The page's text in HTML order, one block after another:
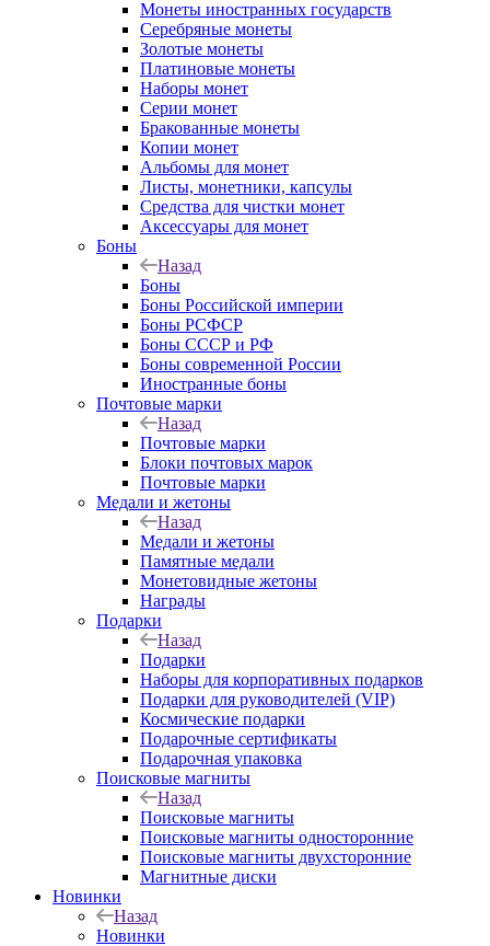
Монеты иностранных государств
Серебряные монеты
Золотые монеты
Платиновые монеты
Наборы монет
Серии монет
Бракованные монеты
Копии монет
Альбомы для монет
Листы, монетники, капсулы
Средства для чистки монет
Аксессуары для монет
Боны
Назад
Боны
Боны Российской империи
Боны РСФСР
Боны СССР и РФ
Боны современной России
Иностранные боны
Почтовые марки
Назад
Почтовые марки
Блоки почтовых марок
Почтовые марки
Медали и жетоны
Назад
Медали и жетоны
Памятные медали
Монетовидные жетоны
Награды
Подарки
Назад
Подарки
Наборы для корпоративных подарков
Подарки для руководителей (VIP)
Космические подарки
Подарочные сертификаты
Подарочная упаковка
Поисковые магниты
Назад
Поисковые магниты
Поисковые магниты односторонние
Поисковые магниты двухсторонние
Магнитные диски
Новинки
Назад
Новинки